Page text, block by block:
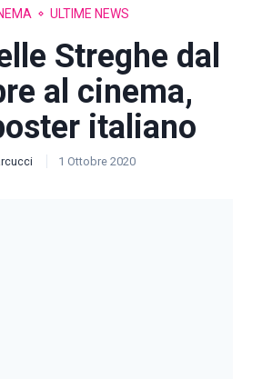
ULTIME NEWS
Streghe dal
al cinema,
italiano
1 Ottobre 2020